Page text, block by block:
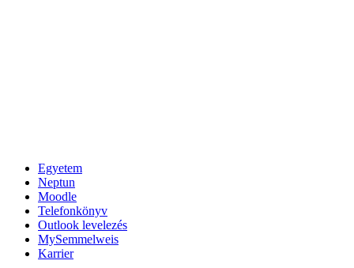
Egyetem
Neptun
Moodle
Telefonkönyv
Outlook levelezés
MySemmelweis
Karrier